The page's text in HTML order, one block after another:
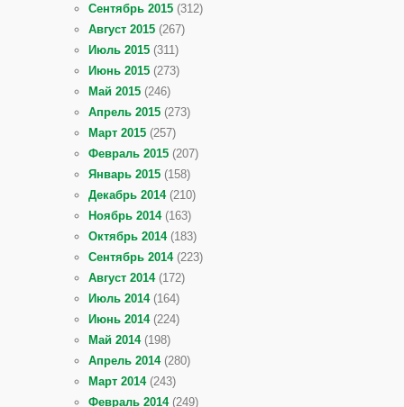
Сентябрь 2015 (312)
Август 2015 (267)
Июль 2015 (311)
Июнь 2015 (273)
Май 2015 (246)
Апрель 2015 (273)
Март 2015 (257)
Февраль 2015 (207)
Январь 2015 (158)
Декабрь 2014(210)
Ноябрь 2014(163)
Октябрь 2014(183)
Сентябрь 2014(223)
Август 2014(172)
Июль 2014(164)
Июнь 2014(224)
Май 2014(198)
Апрель 2014(280)
Март 2014(243)
Февраль 2014(249)